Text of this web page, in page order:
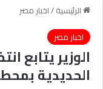
الرئيسية/اخبار مصر
اخبار مصر
الوزير يتابع
الحديدية